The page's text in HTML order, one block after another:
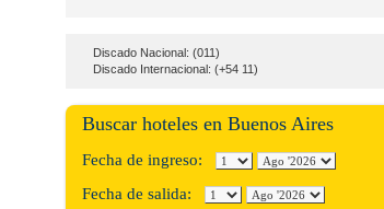
Discado Nacional: (011)
Discado Internacional: (+54 11)
Buscar hoteles en Buenos Aires
Fecha de ingreso:
Fecha de salida: